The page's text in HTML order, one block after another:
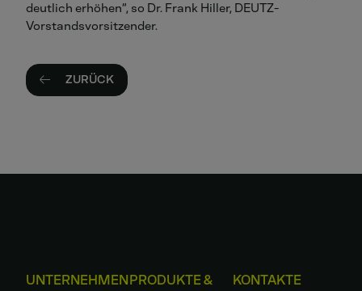
deutlich erhöhen“, so Dr. Frank Hiller, DEUTZ-
Vorstandsvorsitzender.
ZURÜCK
UNTERNEHMEN PRODUKTE &
KONTAKTE